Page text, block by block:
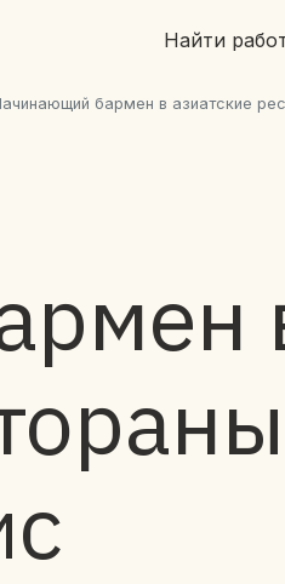
Найти
бармен в азиатские